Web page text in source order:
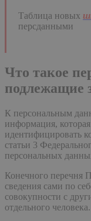
Таблица новых
персданными
Что такое
подлежащие
К персональным
информация,
идентифицировать
статьи 3
персональных
Конечного перечня
сведения сами по
совокупности с
отдельного человека.